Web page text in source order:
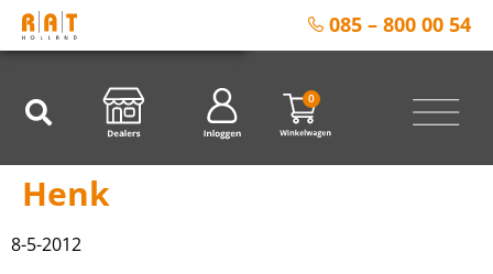
085 – 800 00 54
0
Henk
8-5-2012